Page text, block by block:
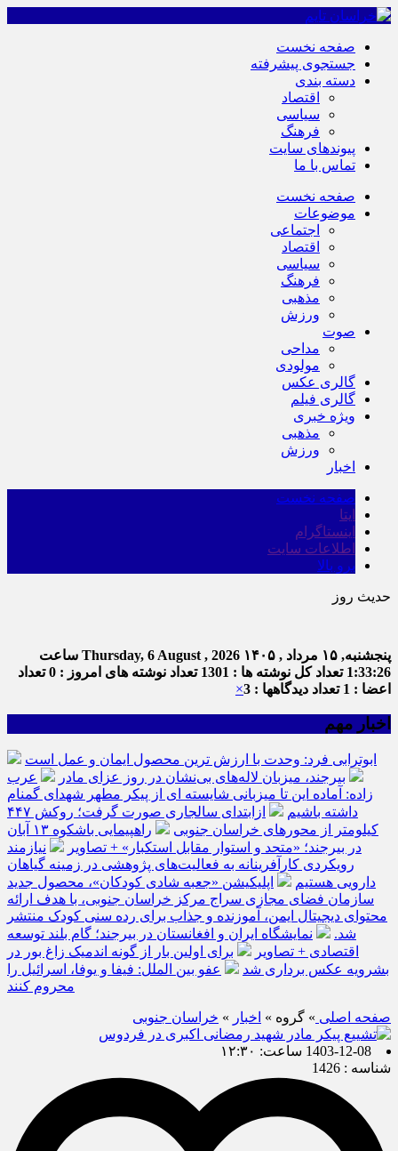
صفحه نخست
جستجوی پیشرفته
دسته بندی
اقتصاد
سیاسی
فرهنگ
پیوندهای سایت
تماس با ما
صفحه نخست
موضوعات
اجتماعی
اقتصاد
سیاسی
فرهنگ
مذهبی
ورزش
صوت
مداحی
مولودی
گالری عکس
گالری فیلم
ویژه خبری
مذهبی
ورزش
اخبار
صفحه نخست
ایتا
اینستاگرام
اطلاعات سایت
برو بالا
حدیث روز
پنجشنبه, ۱۵ مرداد , ۱۴۰۵ Thursday, 6 August , 2026 ساعت
1:33:26 تعداد کل نوشته ها : 1301 تعداد نوشته های امروز : 0
تعداد
اعضا : 1
تعداد دیدگاهها : 3 ×
اخبار مهم
ابوترابی فرد: وحدت با ارزش ترین محصول ایمان و عمل است
بیرجند، میزبان لاله‌های بی‌نشان در روز عزای مادر
عرب
زاده: آماده این تا میزبانی شایسته ای از پیکر مطهر شهدای گمنام
داشته باشیم
ازابتدای سالجاری صورت گرفت؛ روکش ۴۴۷
کیلومتر از محورهای خراسان جنوبی
راهپیمایی باشکوه ۱۳ آبان
در بیرجند؛ «متحد و استوار مقابل استکبار» + تصاویر
نیازمند
رویکردی کارآفرینانه به فعالیت‌های پژوهشی در زمینه گیاهان
دارویی هستیم
اپلیکیشن «جعبه شادی کودکان»، محصول جدید
سازمان فضای مجازی سراج مرکز خراسان جنوبی، با هدف ارائه
محتوای دیجیتال ایمن، آموزنده و جذاب برای رده سنی کودک منتشر
شد.
نمایشگاه ایران و افغانستان در بیرجند؛ گام بلند توسعه
اقتصادی + تصاویر
برای اولین بار از گونه اندمیک زاغ بور در
بشرویه عکس برداری شد
عفو بین الملل: فیفا و یوفا، اسرائیل را
محروم کنند
صفحه اصلی » گروه » اخبار » خراسان جنوبی
1403-12-08 ساعت: ۱۲:۳۰
شناسه : 1426